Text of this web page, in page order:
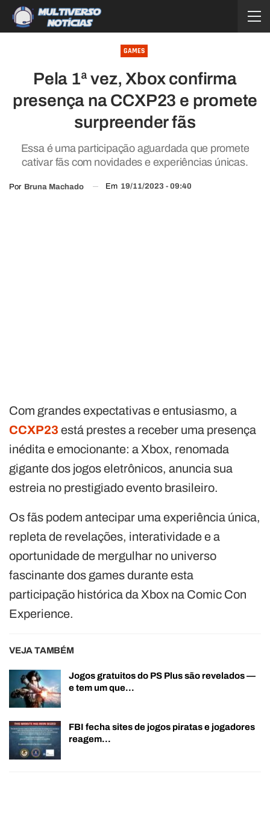
GAMES
Pela 1ª vez, Xbox confirma
presença na CCXP23 e promete
surpreender fãs
Essa é uma participação aguardada que promete
cativar fãs com novidades e experiências únicas.
Por Bruna Machado Em 19/11/2023 - 09:40
Com grandes expectativas e entusiasmo, a
CCXP23 está prestes a receber uma presença
inédita e emocionante: a Xbox, renomada
gigante dos jogos eletrônicos, anuncia sua
estreia no prestigiado evento brasileiro.
Os fãs podem antecipar uma experiência única,
repleta de revelações, interatividade e a
oportunidade de mergulhar no universo
fascinante dos games durante esta
participação histórica da Xbox na Comic Con
Experience.
VEJA TAMBÉM
Jogos gratuitos do PS Plus são revelados —
e tem um que…
FBI fecha sites de jogos piratas e jogadores
reagem…